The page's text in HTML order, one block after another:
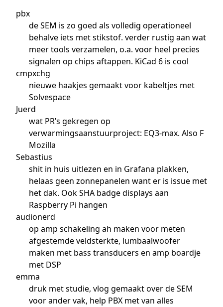
pbx
de SEM is zo goed als volledig operationeel
behalve iets met stikstof. verder rustig aan wat
meer tools verzamelen, o.a. voor heel precies
signalen op chips aftappen. KiCad 6 is cool
cmpxchg
nieuwe haakjes gemaakt voor kabeltjes met
Solvespace
Juerd
wat PR’s gekregen op
verwarmingsaanstuurproject: EQ3-max. Also F
Mozilla
Sebastius
shit in huis uitlezen en in Grafana plakken,
helaas geen zonnepanelen want er is issue met
het dak. Ook SHA badge displays aan
Raspberry Pi hangen
audionerd
op amp schakeling ah maken voor meten
afgestemde veldsterkte, lumbaalwoofer
maken met bass transducers en amp boardje
met DSP
emma
druk met studie, vlog gemaakt over de SEM
voor ander vak, help PBX met van alles